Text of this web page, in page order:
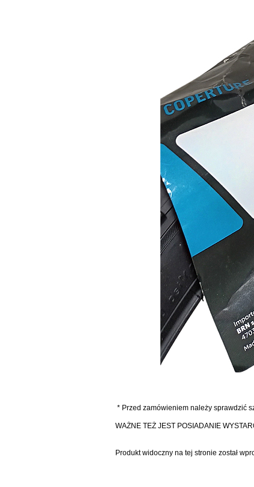
* Przed zamówieniem należy sprawdzić
WAŻNE TEŻ JEST POSIADANIE
Produkt widoczny na tej stronie został